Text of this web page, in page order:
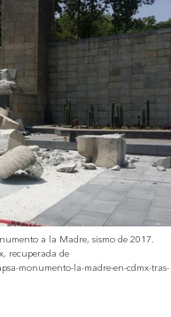
a la Madre, sismo de 2017.
recuperada de
monumento-la-madre-en-cdmx-tras-